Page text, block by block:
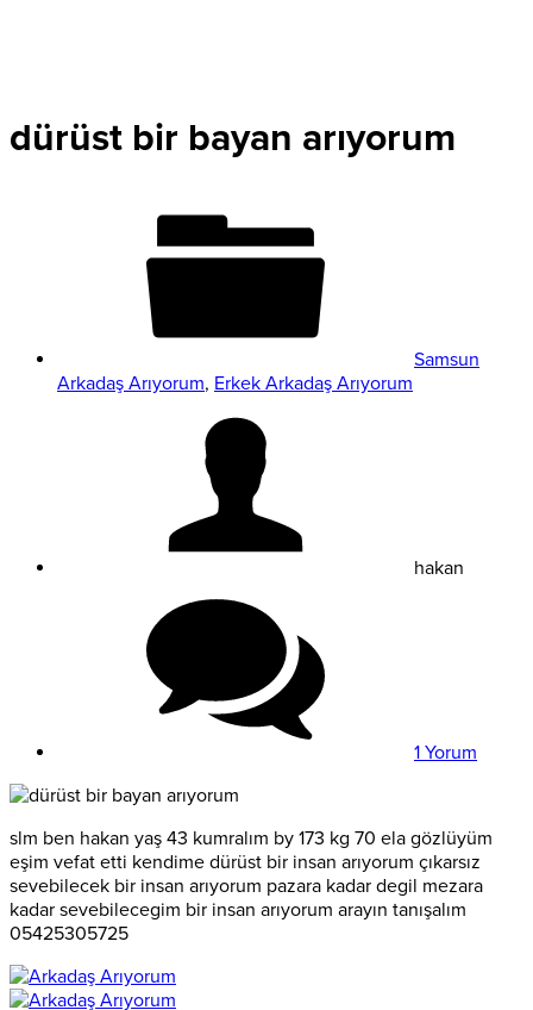
dürüst bir bayan arıyorum
Samsun
Arkadaş Arıyorum, Erkek Arkadaş Arıyorum
hakan
1 Yorum
slm ben hakan yaş 43 kumralım by 173 kg 70 ela gözlüyüm
eşim vefat etti kendime dürüst bir insan arıyorum çıkarsız
sevebilecek bir insan arıyorum pazara kadar degil mezara
kadar sevebilecegim bir insan arıyorum arayın tanışalım
05425305725